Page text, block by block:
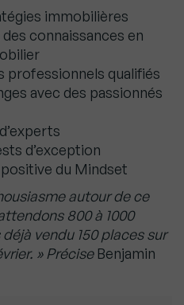
immobilières
connaissances en
professionnels qualifiés
avec des passionnés
d’exception
du Mindset
autour de ce
800 à 1000
vendu 150 places sur
» Précise Benjamin